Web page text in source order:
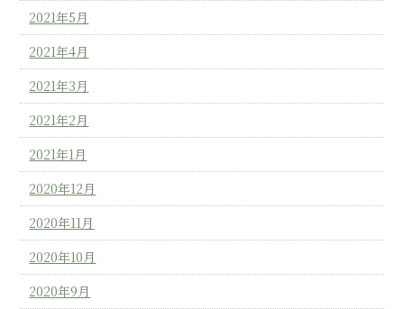
2021年5月
2021年4月
2021年3月
2021年2月
2021年1月
2020年12月
2020年11月
2020年10月
2020年9月